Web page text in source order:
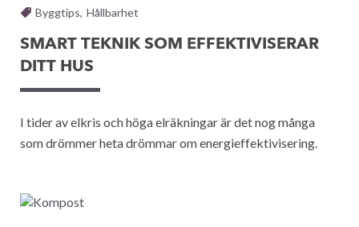
Byggtips, Hållbarhet
SMART TEKNIK SOM EFFEKTIVISERAR
DITT HUS
I tider av elkris och höga elräkningar är det nog många
som drömmer heta drömmar om energieffektivisering.